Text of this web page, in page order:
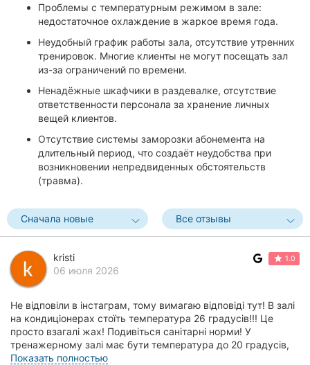
Проблемы с температурным режимом в зале:
недостаточное охлаждение в жаркое время года.
Неудобный график работы зала, отсутствие утренних
тренировок. Многие клиенты не могут посещать зал
из-за ограничений по времени.
Ненадёжные шкафчики в раздевалке, отсутствие
ответственности персонала за хранение личных
вещей клиентов.
Отсутствие системы заморозки абонемента на
длительный период, что создаёт неудобства при
возникновении непредвиденных обстоятельств
(травма).
Сначала новые Все отзывы
kristi
06 июля 2026
1.0
Не відповіли в інстаграм, тому вимагаю відповіді тут! В залі
на кондиціонерах стоїть температура 26 градусів!!! Це
просто взагалі жах! Подивіться санітарні норми! У
тренажерному залі має бути температура до 20 градусів,
невже за стільки років роботи...
Показать полностью